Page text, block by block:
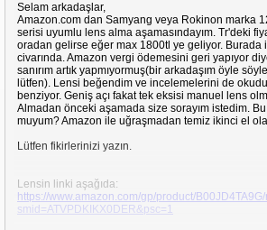
Selam arkadaşlar,
Amazon.com dan Samyang veya Rokinon marka
serisi uyumlu lens alma aşamasındayım. Tr'deki
oradan gelirse eğer max 1800tl ye geliyor. Burada
civarında. Amazon vergi ödemesini geri yapıyor
sanırım artık yapmıyormuş(bir arkadaşım öyle
lütfen). Lensi beğendim ve incelemelerini de
benziyor. Geniş açı fakat tek eksisi manuel lens
Almadan önceki aşamada size sorayım istedim.
muyum? Amazon ile uğraşmadan temiz ikinci el
Lütfen fikirlerinizi yazın.
Lensin linki aşağıda:
https://www.amazon.com/gp/product/
smid=ATVPDKIKX0DER&psc=1